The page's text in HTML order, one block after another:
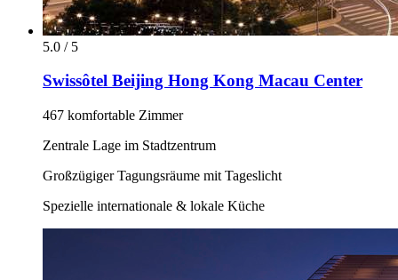
5.0 / 5
Swissôtel Beijing Hong Kong Macau Center
467 komfortable Zimmer
Zentrale Lage im Stadtzentrum
Großzügiger Tagungsräume mit Tageslicht
Spezielle internationale & lokale Küche